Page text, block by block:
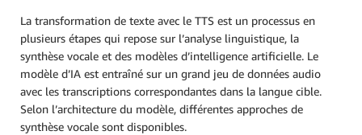
La transformation de texte avec le TTS est un processus en
plusieurs étapes qui repose sur l’analyse linguistique, la
synthèse vocale et des modèles d’intelligence artificielle. Le
modèle d’IA est entraîné sur un grand jeu de données audio
avec les transcriptions correspondantes dans la langue cible.
Selon l’architecture du modèle, différentes approches de
synthèse vocale sont disponibles.